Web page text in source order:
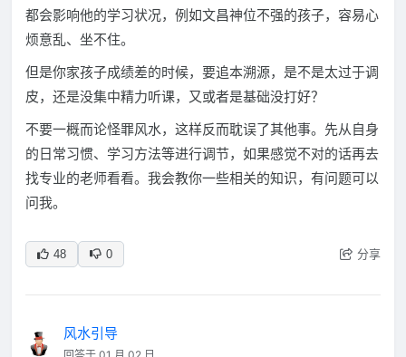
都会影响他的学习状况，例如文昌神位不强的孩子，容易心
烦意乱、坐不住。
但是你家孩子成绩差的时候，要追本溯源，是不是太过于调
皮，还是没集中精力听课，又或者是基础没打好？
不要一概而论怪罪风水，这样反而耽误了其他事。先从自身
的日常习惯、学习方法等进行调节，如果感觉不对的话再去
找专业的老师看看。我会教你一些相关的知识，有问题可以
问我。
48 0 分享
风水引导